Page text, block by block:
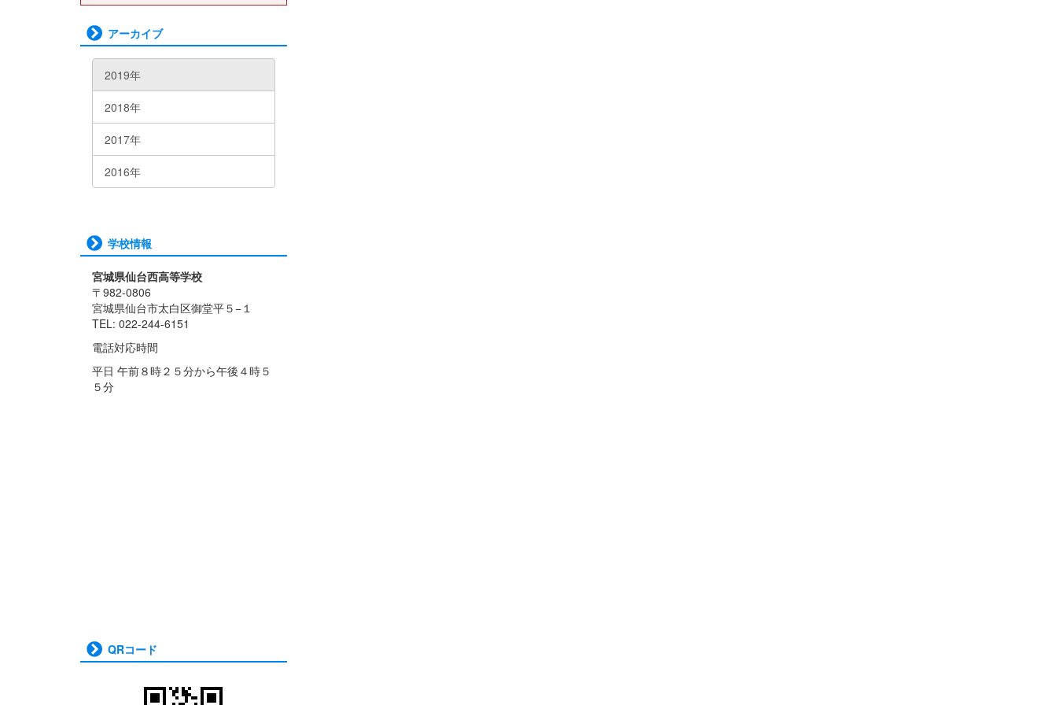
アーカイブ
2019年
2018年
2017年
2016年
学校情報
宮城県仙台西高等学校
〒982-0806
宮城県仙台市太白区御堂平５−１
TEL: 022-244-6151
電話対応時間
平日 午前８時２５分から午後４時５
５分
QRコード